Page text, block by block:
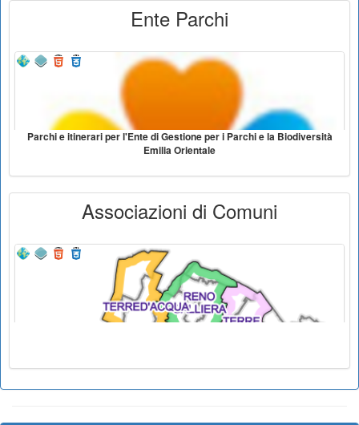
Ente Parchi
Parchi e itinerari per l'Ente di Gestione per i Parchi e la Biodiversità
Emilia Orientale
Associazioni di Comuni